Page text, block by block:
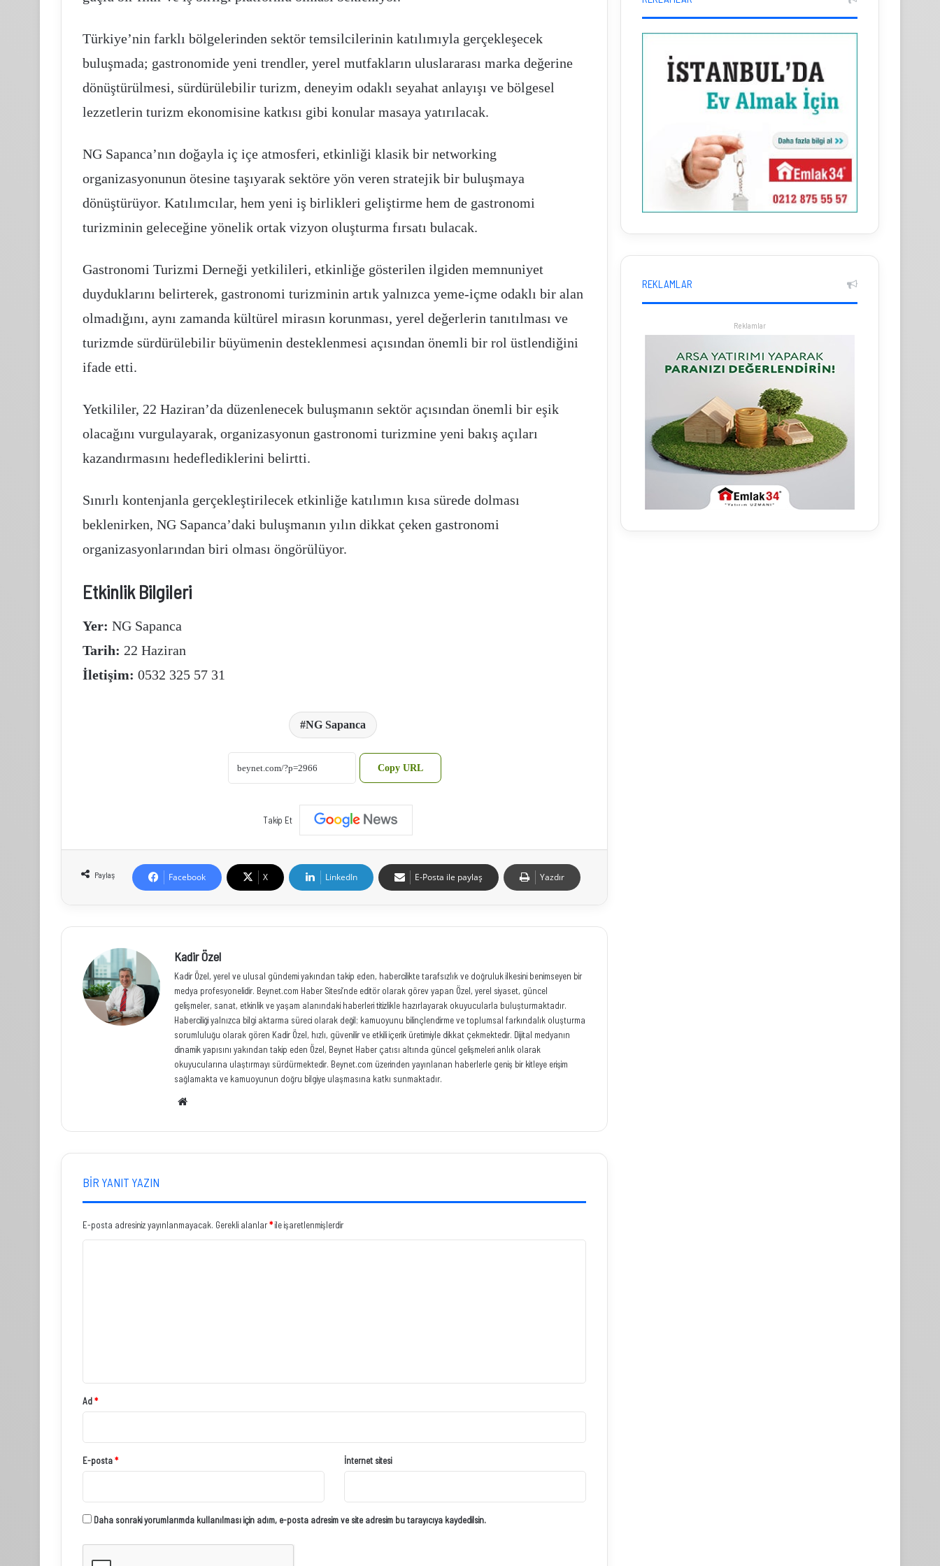
Türkiye’nin farklı bölgelerinden sektör temsilcilerinin katılımıyla gerçekleşecek
buluşmada; gastronomide yeni trendler, yerel mutfakların uluslararası marka değerine
dönüştürülmesi, sürdürülebilir turizm, deneyim odaklı seyahat anlayışı ve bölgesel
lezzetlerin turizm ekonomisine katkısı gibi konular masaya yatırılacak.
NG Sapanca’nın doğayla iç içe atmosferi, etkinliği klasik bir networking
organizasyonunun ötesine taşıyarak sektöre yön veren stratejik bir buluşmaya
dönüştürüyor. Katılımcılar, hem yeni iş birlikleri geliştirme hem de gastronomi
turizminin geleceğine yönelik ortak vizyon oluşturma fırsatı bulacak.
Gastronomi Turizmi Derneği yetkilileri, etkinliğe gösterilen ilgiden memnuniyet
duyduklarını belirterek, gastronomi turizminin artık yalnızca yeme-içme odaklı bir alan
olmadığını, aynı zamanda kültürel mirasın korunması, yerel değerlerin tanıtılması ve
turizmde sürdürülebilir büyümenin desteklenmesi açısından önemli bir rol üstlendiğini
ifade etti.
Yetkililer, 22 Haziran’da düzenlenecek buluşmanın sektör açısından önemli bir eşik
olacağını vurgulayarak, organizasyonun gastronomi turizmine yeni bakış açıları
kazandırmasını hedeflediklerini belirtti.
Sınırlı kontenjanla gerçekleştirilecek etkinliğe katılımın kısa sürede dolması
beklenirken, NG Sapanca’daki buluşmanın yılın dikkat çeken gastronomi
organizasyonlarından biri olması öngörülüyor.
Etkinlik Bilgileri
Yer: NG Sapanca
Tarih: 22 Haziran
İletişim: 0532 325 57 31
NG Sapanca
Copy URL
Takip Et
Paylaş Facebook X LinkedIn E-Posta ile paylaş Yazdır
Kadir Özel
Kadir Özel, yerel ve ulusal gündemi yakından takip eden, habercilikte tarafsızlık ve doğruluk ilkesini benimseyen bir
medya profesyonelidir. Beynet.com Haber Sitesi’nde editör olarak görev yapan Özel, yerel siyaset, güncel
gelişmeler, sanat, etkinlik ve yaşam alanındaki haberleri titizlikle hazırlayarak okuyucularla buluşturmaktadır.
Haberciliği yalnızca bilgi aktarma süreci olarak değil; kamuoyunu bilinçlendirme ve toplumsal farkındalık oluşturma
sorumluluğu olarak gören Kadir Özel, hızlı, güvenilir ve etkili içerik üretimiyle dikkat çekmektedir. Dijital medyanın
dinamik yapısını yakından takip eden Özel, Beynet Haber çatısı altında güncel gelişmeleri anlık olarak
okuyucularına ulaştırmayı sürdürmektedir. Beynet.com üzerinden yayınlanan haberlerle geniş bir kitleye erişim
sağlamakta ve kamuoyunun doğru bilgiye ulaşmasına katkı sunmaktadır.
BIR YANIT YAZIN
E-posta adresiniz yayınlanmayacak. Gerekli alanlar*ile işaretlenmişlerdir
Ad*
E-posta* İnternet sitesi
Daha sonraki yorumlarımda kullanılması için adım, e-posta adresim ve site adresim bu tarayıcıya kaydedilsin.
REKLAMLAR
Reklamlar